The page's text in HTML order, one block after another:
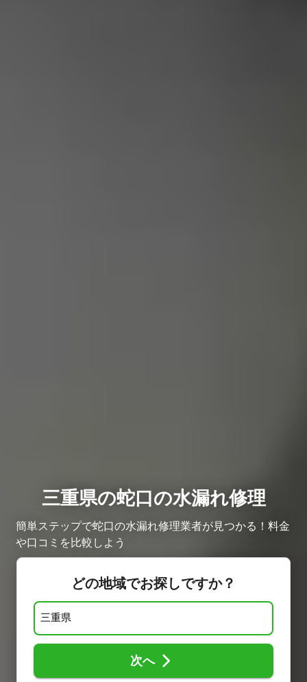
三重県の蛇口の水漏れ修理
簡単ステップで蛇口の水漏れ修理業者が見つかる！料金
や口コミを比較しよう
どの地域でお探しですか？
次へ